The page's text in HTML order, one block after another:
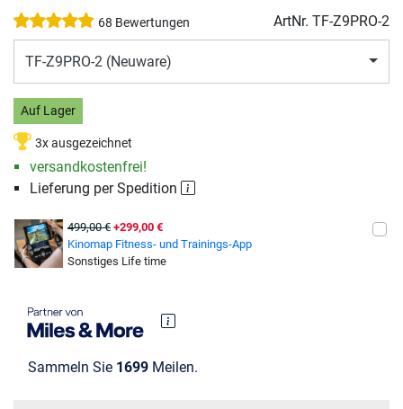
68 Bewertungen ArtNr. TF-Z9PRO-2
TF-Z9PRO-2 (Neuware)
Auf Lager
3x ausgezeichnet
versandkostenfrei!
Lieferung per Spedition
499,00 € +299,00 €
Kinomap Fitness- und Trainings-App
Sonstiges Life time
Sammeln Sie 1699 Meilen.